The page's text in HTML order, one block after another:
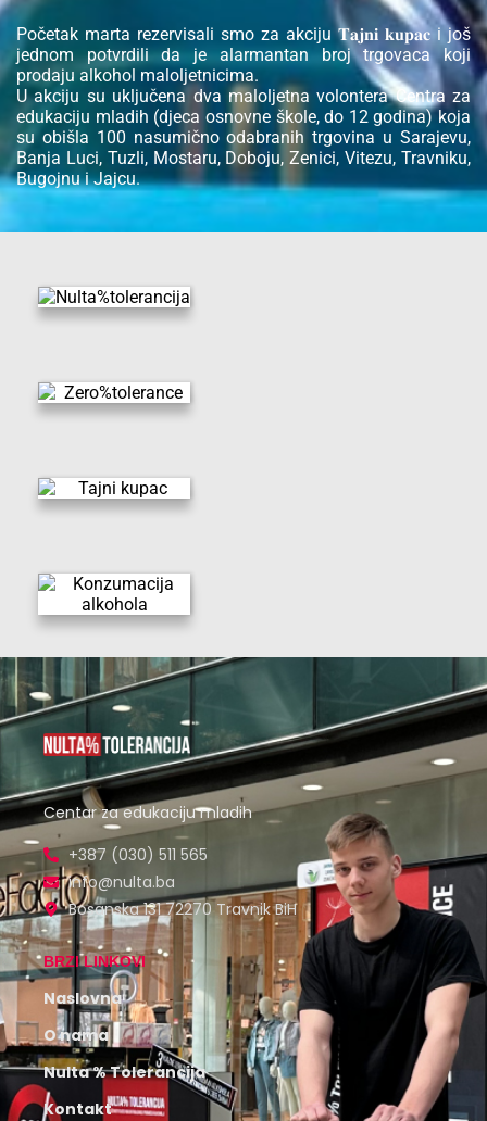
Početak marta rezervisali smo za akciju 𝐓𝐚𝐣𝐧𝐢 𝐤𝐮𝐩𝐚𝐜 i još
jednom potvrdili da je alarmantan broj trgovaca koji
prodaju alkohol maloljetnicima.
U akciju su uključena dva maloljetna volontera Centra za
edukaciju mladih (djeca osnovne škole, do 12 godina) koja
su obišla 100 nasumično odabranih trgovina u Sarajevu,
Banja Luci, Tuzli, Mostaru, Doboju, Zenici, Vitezu, Travniku,
Bugojnu i Jajcu.
Centar za edukaciju mladih
+387 (030) 511 565
info@nulta.ba
Bosanska 131 72270 Travnik BiH
BRZI LINKOVI
Naslovna
O nama
Nulta % Tolerancija
Kontakt